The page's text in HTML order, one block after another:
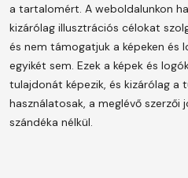
a tartalomért. A weboldalunkon
kizárólag illusztrációs célokat
és nem támogatjuk a képeken és
egyikét sem. Ezek a képek és
tulajdonát képezik, és kizárólag a
használatosak, a meglévő szerzői
szándéka nélkül.